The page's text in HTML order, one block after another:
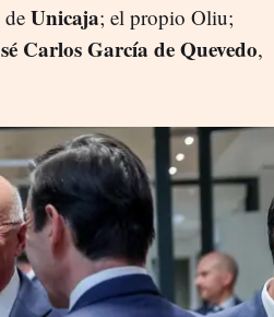
de Unicaja; el propio Oliu;
Carlos García de Quevedo,